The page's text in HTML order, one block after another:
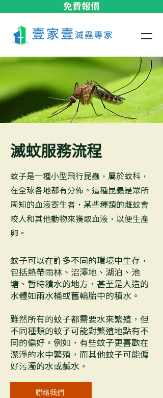
免費報價
滅蚊服務流程
蚊子是一種小型飛行昆蟲，屬於蚊科，
在全球各地都有分佈。這種昆蟲是眾所
周知的血液寄生者，某些種類的雌蚊會
咬人和其他動物來獲取血液，以便生產
卵。
蚊子可以在許多不同的環境中生存，
包括熱帶雨林、沼澤地、湖泊、池
塘、暫時積水的地方，甚至是人造的
水體如雨水桶或舊輪胎中的積水。
雖然所有的蚊子都需要水來繁殖，但
不同種類的蚊子可能對繁殖地點有不
同的偏好。例如，有些蚊子更喜歡在
潔淨的水中繁殖，而其他蚊子可能偏
好污濁的水或鹹水。
聯絡我們